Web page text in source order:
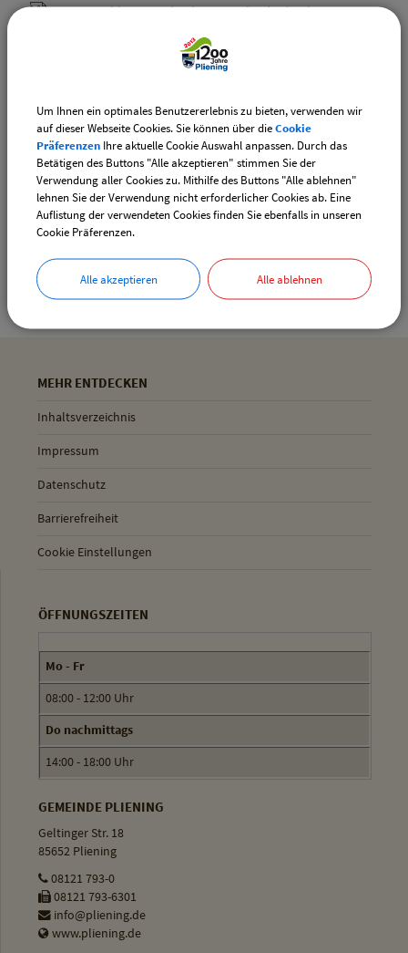
Gemeinde Pliening
Geltinger Str. 18
85652 Pliening
Den gewählten Termin als VCS-Kalenderdatei
Den gewählten Termin als iCal-Kalenderdatei
Drucken
MEHR ENTDECKEN
Inhaltsverzeichnis
Impressum
Datenschutz
Barrierefreiheit
Cookie Einstellungen
ÖFFNUNGSZEITEN
Mo - Fr
08:00 - 12:00 Uhr
Do nachmittags
14:00 - 18:00 Uhr
GEMEINDE PLIENING
Geltinger Str. 18
85652 Pliening
08121 793-0
08121 793-6301
info@pliening.de
www.pliening.de
Um Ihnen ein optimales Benutzererlebnis zu bieten, verwenden wir
auf dieser Webseite Cookies. Sie können über dieCookie
Präferenzen Ihre aktuelle Cookie Auswahl anpassen. Durch das
Betätigen des Buttons "Alle akzeptieren" stimmen Sie der
Verwendung aller Cookies zu. Mithilfe des Buttons "Alle ablehnen"
lehnen Sie der Verwendung nicht erforderlicher Cookies ab. Eine
Auflistung der verwendeten Cookies finden Sie ebenfalls in unseren
Cookie Präferenzen.
Alle akzeptieren Alle ablehnen